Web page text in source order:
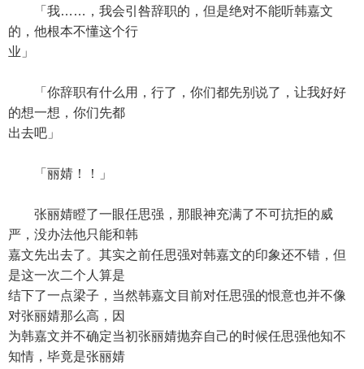
「我……，我会引咎辞职的，但是绝对不能听韩嘉文
的，他根本不懂这个行
业」
「你辞职有什么用，行了，你们都先别说了，让我好好
的想一想，你们先都
出去吧」
「丽婧！！」
张丽婧瞪了一眼任思强，那眼神充满了不可抗拒的威
严，没办法他只能和韩
嘉文先出去了。其实之前任思强对韩嘉文的印象还不错，但
是这一次二个人算是
结下了一点梁子，当然韩嘉文目前对任思强的恨意也并不像
对张丽婧那么高，因
为韩嘉文并不确定当初张丽婧抛弃自己的时候任思强他知不
知情，毕竟是张丽婧